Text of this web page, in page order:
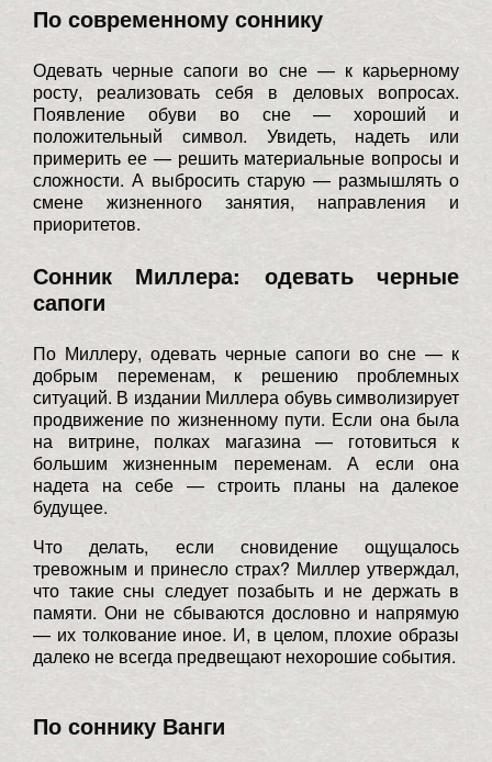
По современному соннику
Одевать черные сапоги во сне — к карьерному
росту, реализовать себя в деловых вопросах.
Появление обуви во сне — хороший и
положительный символ. Увидеть, надеть или
примерить ее — решить материальные вопросы и
сложности. А выбросить старую — размышлять о
смене жизненного занятия, направления и
приоритетов.
Сонник Миллера: одевать черные
сапоги
По Миллеру, одевать черные сапоги во сне — к
добрым переменам, к решению проблемных
ситуаций. В издании Миллера обувь символизирует
продвижение по жизненному пути. Если она была
на витрине, полках магазина — готовиться к
большим жизненным переменам. А если она
надета на себе — строить планы на далекое
будущее.
Что делать, если сновидение ощущалось
тревожным и принесло страх? Миллер утверждал,
что такие сны следует позабыть и не держать в
памяти. Они не сбываются дословно и напрямую
— их толкование иное. И, в целом, плохие образы
далеко не всегда предвещают нехорошие события.
По соннику Ванги